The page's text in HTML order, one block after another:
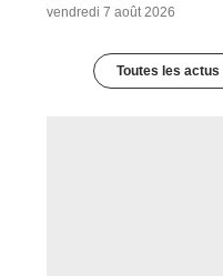
vendredi 7 août 2026
Toutes les actus